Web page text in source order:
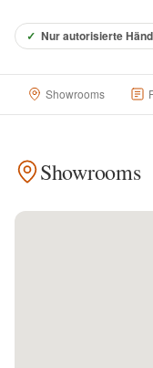
Über
✓ Nur autorisierte
Showrooms
Showrooms